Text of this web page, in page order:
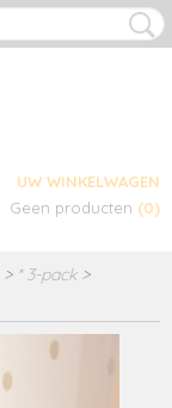
UW WINKELWAGEN
Geen producten (0)
> * 3-pack>